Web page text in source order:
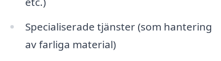
Specialiserade tjänster (som hantering
av farliga material)